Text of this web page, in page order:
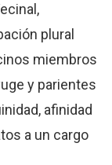
plural
miembros
y parientes
afinidad
a un cargo